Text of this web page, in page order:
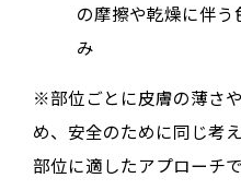
の摩擦や乾燥に伴
み
※部位ごとに皮膚の薄さ
め、安全のために同じ考
部位に適したアプローチ